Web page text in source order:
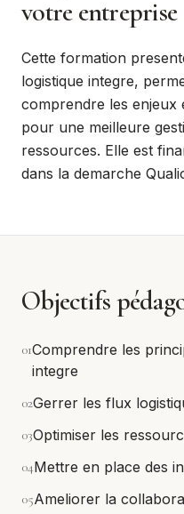
votre entreprise
Cette formation
logistique integre,
comprendre les enjeux
pour une meilleure
ressources. Elle est
dans la demarche
Objectifs
01Comprendre les
integre
02Gerrer les flux
03Optimiser les
04Mettre en place des
05Ameliorer la